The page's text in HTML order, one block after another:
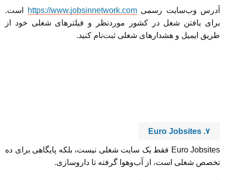
آدرس وب‌سایت رسمیhttps://www.jobsinnetwork.com
است.
برای یافتن شغل در کشور موردنظر و فیلترهای شغلی خود از
طریق ایمیل و هشدارهای شغلی ثبت‌نام کنید.
۷. Euro Jobsites
Euro Jobsites فقط یک سایت شغلی نیست، بلکه پایگاهی برای ده
تخصص شغلی است، از آب‌وهوا گرفته تا داروسازی.